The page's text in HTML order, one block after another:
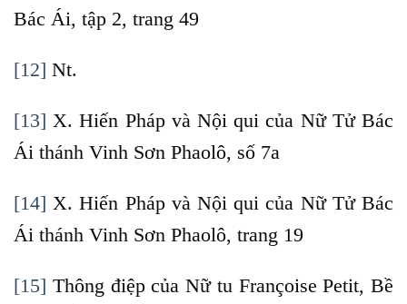
Bác Ái, tập 2, trang 49
[12] Nt.
[13] X. Hiến Pháp và Nội qui của Nữ Tử Bác
Ái thánh Vinh Sơn Phaolô, số 7a
[14] X. Hiến Pháp và Nội qui của Nữ Tử Bác
Ái thánh Vinh Sơn Phaolô, trang 19
[15] Thông điệp của Nữ tu Françoise Petit, Bề